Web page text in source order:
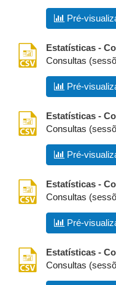
Pré-
Estatísticas -
csv
Consultas
Pré-
Estatísticas -
csv
Consultas
Pré-
Estatísticas -
csv
Consultas
Pré-
Estatísticas -
csv
Consultas